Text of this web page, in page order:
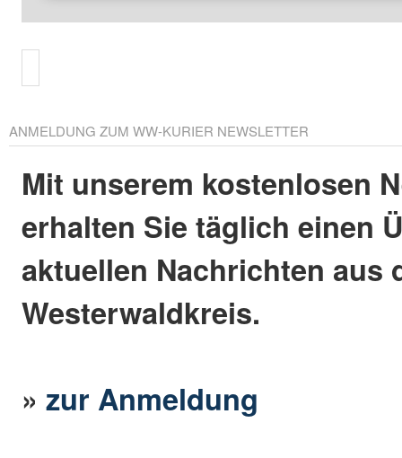
ANMELDUNG ZUM WW-KURIER NEWSLETTER
Mit unserem kostenlosen
erhalten Sie täglich einen
aktuellen Nachrichten aus
Westerwaldkreis.
»zur Anmeldung